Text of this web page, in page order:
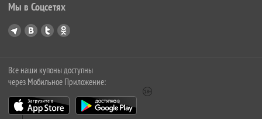
Мы в Соцсетях
Все наши купоны доступны
через Мобильное Приложение: